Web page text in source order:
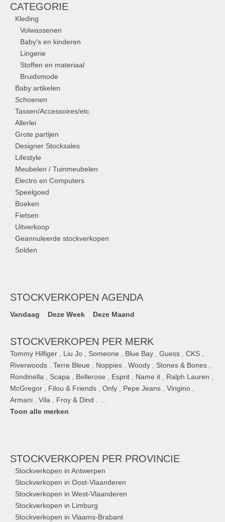
CATEGORIE
Kleding
Volwassenen
Baby's en kinderen
Lingerie
Stoffen en materiaal
Bruidsmode
Baby artikelen
Schoenen
Tassen/Accessoires/etc
Allerlei
Grote partijen
Designer Stocksales
Lifestyle
Meubelen / Tuinmeubelen
Electro en Computers
Speelgoed
Boeken
Fietsen
Uitverkoop
Geannuleerde stockverkopen
Solden
STOCKVERKOPEN AGENDA
Vandaag Deze Week Deze Maand
STOCKVERKOPEN PER MERK
Tommy Hilfiger Liu Jo Someone Blue Bay Guess CKS
Riverwoods
Terre Bleue Noppies Woody Stones & Bones
Rondinella
Scapa Bellerose Esprit Name it Ralph Lauren
McGregor
Filou & Friends Only Pepe Jeans Vingino
Armani
Vila Froy & Dind
Toon alle merken
STOCKVERKOPEN PER PROVINCIE
Stockverkopen in Antwerpen
Stockverkopen in Oost-Vlaanderen
Stockverkopen in West-Vlaanderen
Stockverkopen in Limburg
Stockverkopen in Vlaams-Brabant